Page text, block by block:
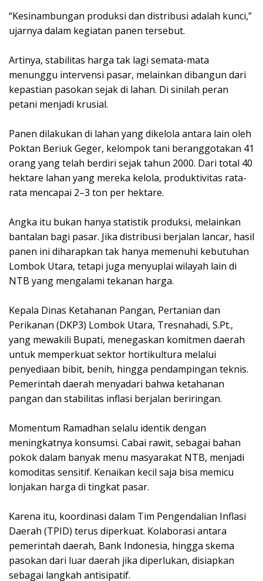
‎“Kesinambungan produksi dan distribusi adalah kunci,”
ujarnya dalam kegiatan panen tersebut.
‎Artinya, stabilitas harga tak lagi semata-mata
menunggu intervensi pasar, melainkan dibangun dari
kepastian pasokan sejak di lahan. Di sinilah peran
petani menjadi krusial.
‎Panen dilakukan di lahan yang dikelola antara lain oleh
Poktan Beriuk Geger, kelompok tani beranggotakan 41
orang yang telah berdiri sejak tahun 2000. Dari total 40
hektare lahan yang mereka kelola, produktivitas rata-
rata mencapai 2–3 ton per hektare.
‎Angka itu bukan hanya statistik produksi, melainkan
bantalan bagi pasar. Jika distribusi berjalan lancar, hasil
panen ini diharapkan tak hanya memenuhi kebutuhan
Lombok Utara, tetapi juga menyuplai wilayah lain di
NTB yang mengalami tekanan harga.
‎Kepala Dinas Ketahanan Pangan, Pertanian dan
Perikanan (DKP3) Lombok Utara, Tresnahadi, S.Pt.,
yang mewakili Bupati, menegaskan komitmen daerah
untuk memperkuat sektor hortikultura melalui
penyediaan bibit, benih, hingga pendampingan teknis.
Pemerintah daerah menyadari bahwa ketahanan
pangan dan stabilitas inflasi berjalan beriringan.
‎Momentum Ramadhan selalu identik dengan
meningkatnya konsumsi. Cabai rawit, sebagai bahan
pokok dalam banyak menu masyarakat NTB, menjadi
komoditas sensitif. Kenaikan kecil saja bisa memicu
lonjakan harga di tingkat pasar.
‎Karena itu, koordinasi dalam Tim Pengendalian Inflasi
Daerah (TPID) terus diperkuat. Kolaborasi antara
pemerintah daerah, Bank Indonesia, hingga skema
pasokan dari luar daerah jika diperlukan, disiapkan
sebagai langkah antisipatif.